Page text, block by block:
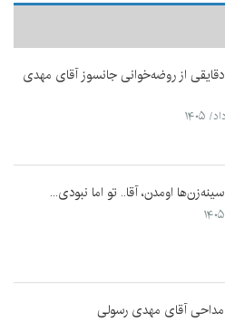
دقایقی از روضه‌خوانی جانسوز آقای مهدی
سینه‌زن‌ها اومدن،‌ آقا.. تو اما نبودی...
مداحی آقای مهدی رسولی